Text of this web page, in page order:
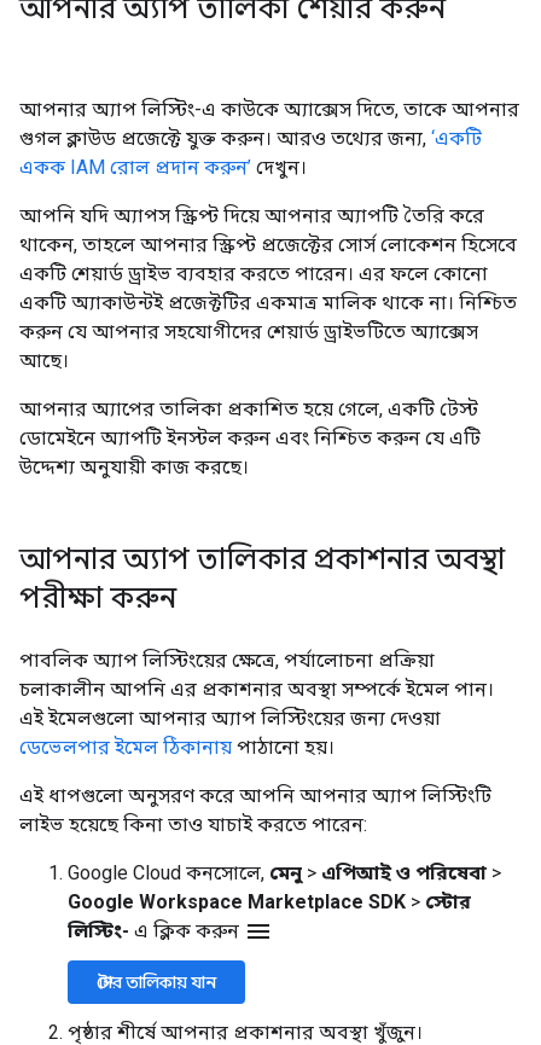
আপনার অ্যাপ তালিকা শেয়ার করুন
আপনার অ্যাপ লিস্টিং-এ কাউকে অ্যাক্সেস দিতে, তাকে আপনার
গুগল ক্লাউড প্রজেক্টে যুক্ত করুন। আরও তথ্যের জন্য, ‘একটি
একক IAM রোল প্রদান করুন’ দেখুন।
আপনি যদি অ্যাপস স্ক্রিপ্ট দিয়ে আপনার অ্যাপটি তৈরি করে
থাকেন, তাহলে আপনার স্ক্রিপ্ট প্রজেক্টের সোর্স লোকেশন হিসেবে
একটি শেয়ার্ড ড্রাইভ ব্যবহার করতে পারেন। এর ফলে কোনো
একটি অ্যাকাউন্টই প্রজেক্টটির একমাত্র মালিক থাকে না। নিশ্চিত
করুন যে আপনার সহযোগীদের শেয়ার্ড ড্রাইভটিতে অ্যাক্সেস
আছে।
আপনার অ্যাপের তালিকা প্রকাশিত হয়ে গেলে, একটি টেস্ট
ডোমেইনে অ্যাপটি ইনস্টল করুন এবং নিশ্চিত করুন যে এটি
উদ্দেশ্য অনুযায়ী কাজ করছে।
আপনার অ্যাপ তালিকার প্রকাশনার অবস্থা
পরীক্ষা করুন
পাবলিক অ্যাপ লিস্টিংয়ের ক্ষেত্রে, পর্যালোচনা প্রক্রিয়া
চলাকালীন আপনি এর প্রকাশনার অবস্থা সম্পর্কে ইমেল পান।
এই ইমেলগুলো আপনার অ্যাপ লিস্টিংয়ের জন্য দেওয়া
ডেভেলপার ইমেল ঠিকানায় পাঠানো হয়।
এই ধাপগুলো অনুসরণ করে আপনি আপনার অ্যাপ লিস্টিংটি
লাইভ হয়েছে কিনা তাও যাচাই করতে পারেন:
Google Cloud কনসোলে, মেনু > এপিআই ও পরিষেবা >
Google Workspace Marketplace SDK > স্টোর
লিস্টিং- এ ক্লিক করুন menu
স্টোর তালিকায় যান
পৃষ্ঠার শীর্ষে আপনার প্রকাশনার অবস্থা খুঁজুন।